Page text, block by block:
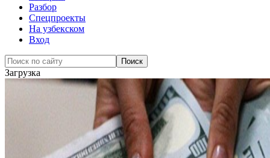
Разбор
Спецпроекты
На узбекском
Вход
Загрузка